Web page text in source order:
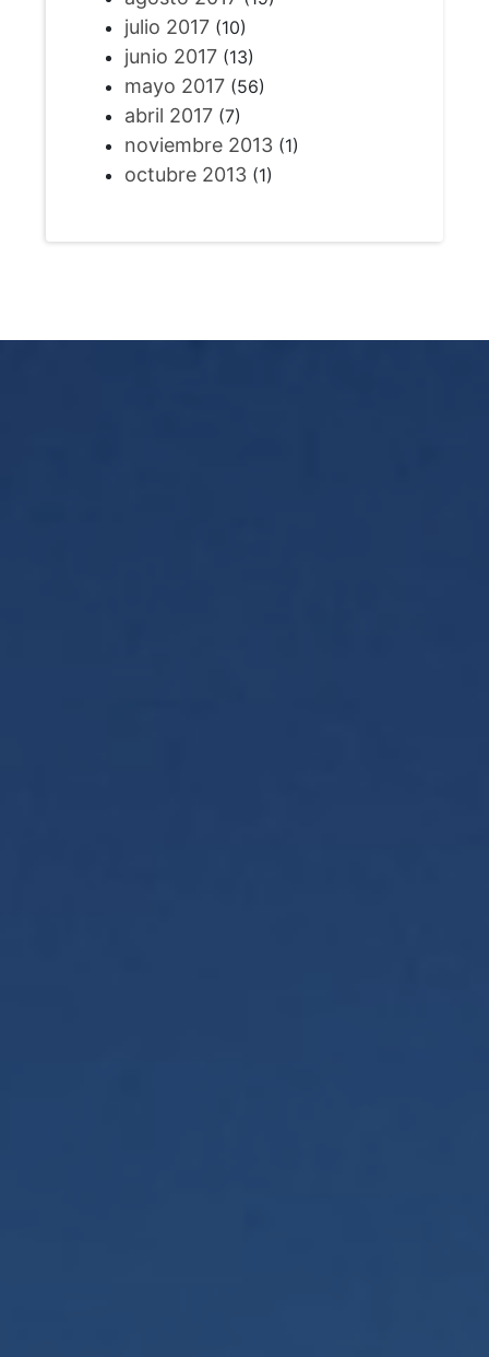
julio 2017(10)
junio 2017(13)
mayo 2017(56)
abril 2017(7)
noviembre 2013(1)
octubre 2013(1)